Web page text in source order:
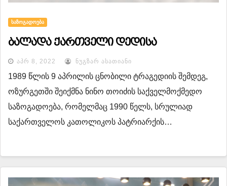
ᲡᲐᲖᲝᲒᲐᲓᲝᲔᲑᲐ
ბალადა ქართველი დედისა
ᲐᲞᲠ 8, 2022 ᲜᲣᲒᲖᲐᲠ ᲐᲡᲐᲗᲘᲐᲜᲘ
1989 წლის 9 აპრილის ცნობილი ტრაგედიის შემდეგ,
ოზურგეთში შეიქმნა ნინო თოიძის საქველმოქმედო
საზოგადოება, რომელმაც 1990 წელს, სრულიად
საქართველოს კათოლიკოს პატრიარქის…